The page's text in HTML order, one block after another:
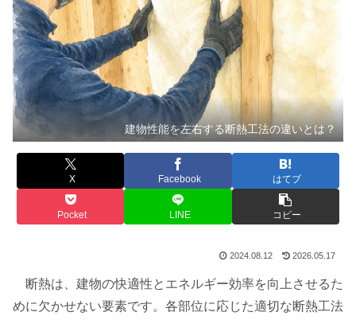
建物性能を左右する断熱工法の違いとは？
X Facebook はてブ
Pocket LINE コピー
2024.08.12 2026.05.17
断熱は、建物の快適性とエネルギー効率を向上させるた
めに欠かせない要素です。各部位に応じた適切な断熱工法